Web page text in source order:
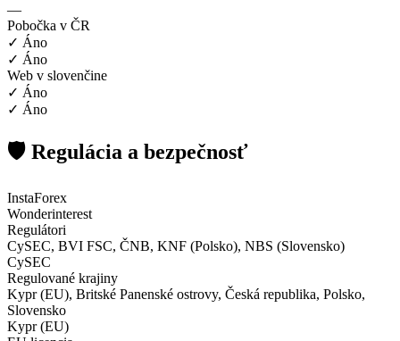
—
Pobočka v ČR
✓ Áno
✓ Áno
Web v slovenčine
✓ Áno
✓ Áno
🛡️ Regulácia a bezpečnosť
InstaForex
Wonderinterest
Regulátori
CySEC, BVI FSC, ČNB, KNF (Polsko), NBS (Slovensko)
CySEC
Regulované krajiny
Kypr (EU), Britské Panenské ostrovy, Česká republika, Polsko,
Slovensko
Kypr (EU)